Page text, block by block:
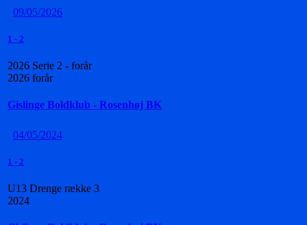
09/05/2026
1 - 2
2026 Serie 2 - forår
2026 forår
Gislinge Boldklub - Rosenhøj BK
04/05/2024
1 - 2
U13 Drenge række 3
2024